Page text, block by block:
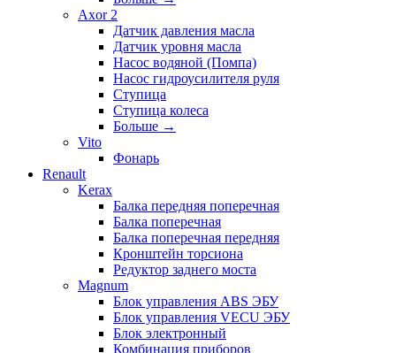
Axor 2
Датчик давления масла
Датчик уровня масла
Насос водяной (Помпа)
Насос гидроусилителя руля
Ступица
Ступица колеса
Больше →
Vito
Фонарь
Renault
Kerax
Балка передняя поперечная
Балка поперечная
Балка поперечная передняя
Кронштейн торсиона
Редуктор заднего моста
Magnum
Блок управления ABS ЭБУ
Блок управления VECU ЭБУ
Блок электронный
Комбинация приборов